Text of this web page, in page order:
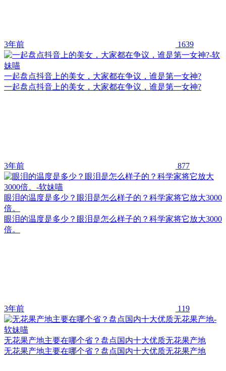
3年前 1639
一起盘点抖音上的美女，大家都在争议，谁是第一女神?
一起盘点抖音上的美女，大家都在争议，谁是第一女神?
3年前 877
眼泪的温度是多少？眼泪是怎么样子的？科学家将它放大3000
倍。
眼泪的温度是多少？眼泪是怎么样子的？科学家将它放大3000
倍。
3年前 119
无花果产地主要在哪个省？盘点国内十大优质无花果产地
无花果产地主要在哪个省？盘点国内十大优质无花果产地